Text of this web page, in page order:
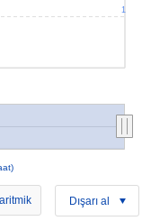
1
Dışarı al